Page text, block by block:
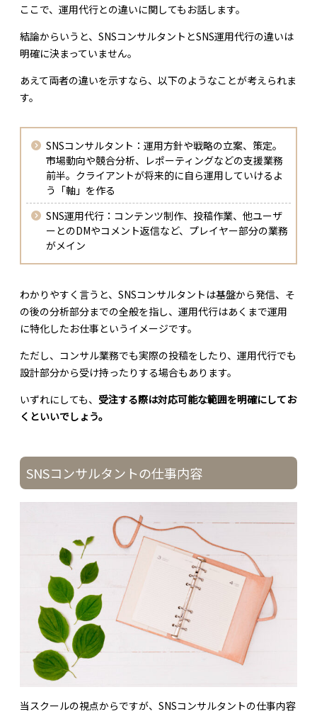
ここで、運用代行との違いに関してもお話します。
結論からいうと、SNSコンサルタントとSNS運用代行の違いは
明確に決まっていません。
あえて両者の違いを示すなら、以下のようなことが考えられま
す。
SNSコンサルタント：運用方針や戦略の立案、策定。
市場動向や競合分析、レポーティングなどの支援業務
前半。クライアントが将来的に自ら運用していけるよ
う「軸」を作る
SNS運用代行：コンテンツ制作、投稿作業、他ユーザ
ーとのDMやコメント返信など、プレイヤー部分の業務
がメイン
わかりやすく言うと、SNSコンサルタントは基盤から発信、そ
の後の分析部分までの全般を指し、運用代行はあくまで運用
に特化したお仕事というイメージです。
ただし、コンサル業務でも実際の投稿をしたり、運用代行でも
設計部分から受け持ったりする場合もあります。
いずれにしても、 受注する際は対応可能な範囲を明確にしてお
くといいでしょう。
SNSコンサルタントの仕事内容
当スクールの視点からですが、SNSコンサルタントの仕事内容